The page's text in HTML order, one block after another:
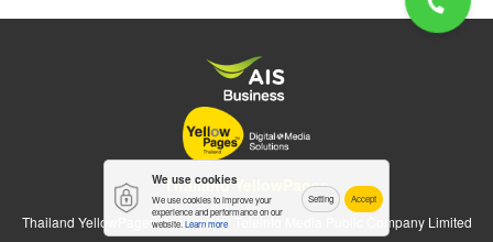
Thailand YellowPages
Thailand YellowPages Powered by Teleinfo Media Public Company Limited
We use cookies
We use cookies to improve your
experience and performance on our
website. Learn more
Setting Accept